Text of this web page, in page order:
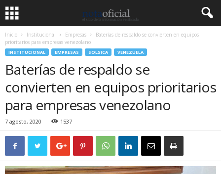
Inicio Institucional Empresas
Baterías de respaldo se convierten en equipos
prioritarios para empresas venezolano
INSTITUCIONAL EMPRESAS SOLSICA VENEZUELA
Baterías de respaldo se
convierten en equipos prioritarios
para empresas venezolano
7 agosto, 2020 1537